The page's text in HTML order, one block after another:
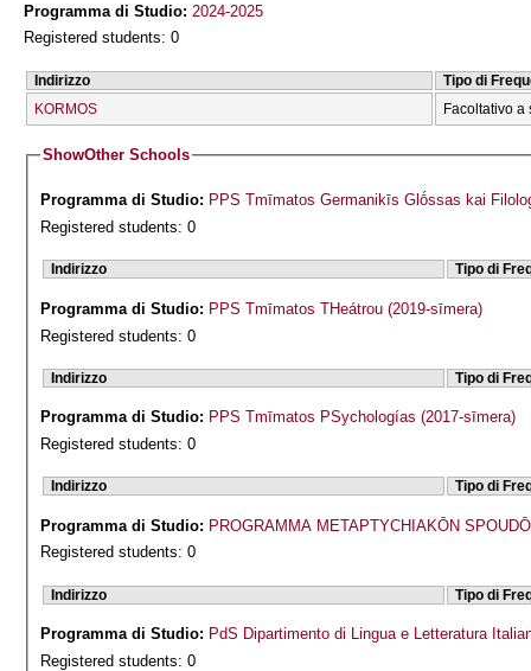
Programma di Studio: 2024-2025
Registered students: 0
Indirizzo
Tipo di
KORMOS
Facoltativo a
ShowOther Schools
Programma di Studio: PPS Tmīmatos Germanikīs Glṓssas kai
Registered students: 0
Indirizzo Tipo di
Programma di Studio: PPS Tmīmatos THeátrou (2019-sīmera)
Registered students: 0
Indirizzo Tipo di
Programma di Studio: PPS Tmīmatos PSychologías (2017-sīmera)
Registered students: 0
Indirizzo Tipo di
Programma di Studio: PROGRAMMA METAPTYCΗIAKŌN
Registered students: 0
Indirizzo Tipo di
Programma di Studio: PdS Dipartimento di Lingua e Letteratura
Registered students: 0